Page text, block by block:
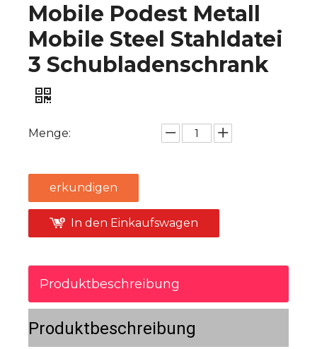
Mobile Podest Metall
Mobile Steel Stahldatei
3 Schubladenschrank
Menge:
erkundigen
In den Einkaufswagen
Produktbeschreibung
Produktbeschreibung